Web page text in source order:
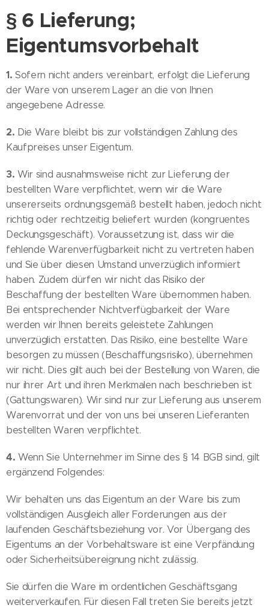
§ 6 Lieferung;
Eigentumsvorbehalt
1. Sofern nicht anders vereinbart, erfolgt die Lieferung
der Ware von unserem Lager an die von Ihnen
angegebene Adresse.
2. Die Ware bleibt bis zur vollständigen Zahlung des
Kaufpreises unser Eigentum.
3. Wir sind ausnahmsweise nicht zur Lieferung der
bestellten Ware verpflichtet, wenn wir die Ware
unsererseits ordnungsgemäß bestellt haben, jedoch nicht
richtig oder rechtzeitig beliefert wurden (kongruentes
Deckungsgeschäft). Voraussetzung ist, dass wir die
fehlende Warenverfügbarkeit nicht zu vertreten haben
und Sie über diesen Umstand unverzüglich informiert
haben. Zudem dürfen wir nicht das Risiko der
Beschaffung der bestellten Ware übernommen haben.
Bei entsprechender Nichtverfügbarkeit der Ware
werden wir Ihnen bereits geleistete Zahlungen
unverzüglich erstatten. Das Risiko, eine bestellte Ware
besorgen zu müssen (Beschaffungsrisiko), übernehmen
wir nicht. Dies gilt auch bei der Bestellung von Waren, die
nur ihrer Art und ihren Merkmalen nach beschrieben ist
(Gattungswaren). Wir sind nur zur Lieferung aus unserem
Warenvorrat und der von uns bei unseren Lieferanten
bestellten Waren verpflichtet.
4. Wenn Sie Unternehmer im Sinne des § 14 BGB sind, gilt
ergänzend Folgendes:
Wir behalten uns das Eigentum an der Ware bis zum
vollständigen Ausgleich aller Forderungen aus der
laufenden Geschäftsbeziehung vor. Vor Übergang des
Eigentums an der Vorbehaltsware ist eine Verpfändung
oder Sicherheitsübereignung nicht zulässig.
Sie dürfen die Ware im ordentlichen Geschäftsgang
weiterverkaufen. Für diesen Fall treten Sie bereits jetzt